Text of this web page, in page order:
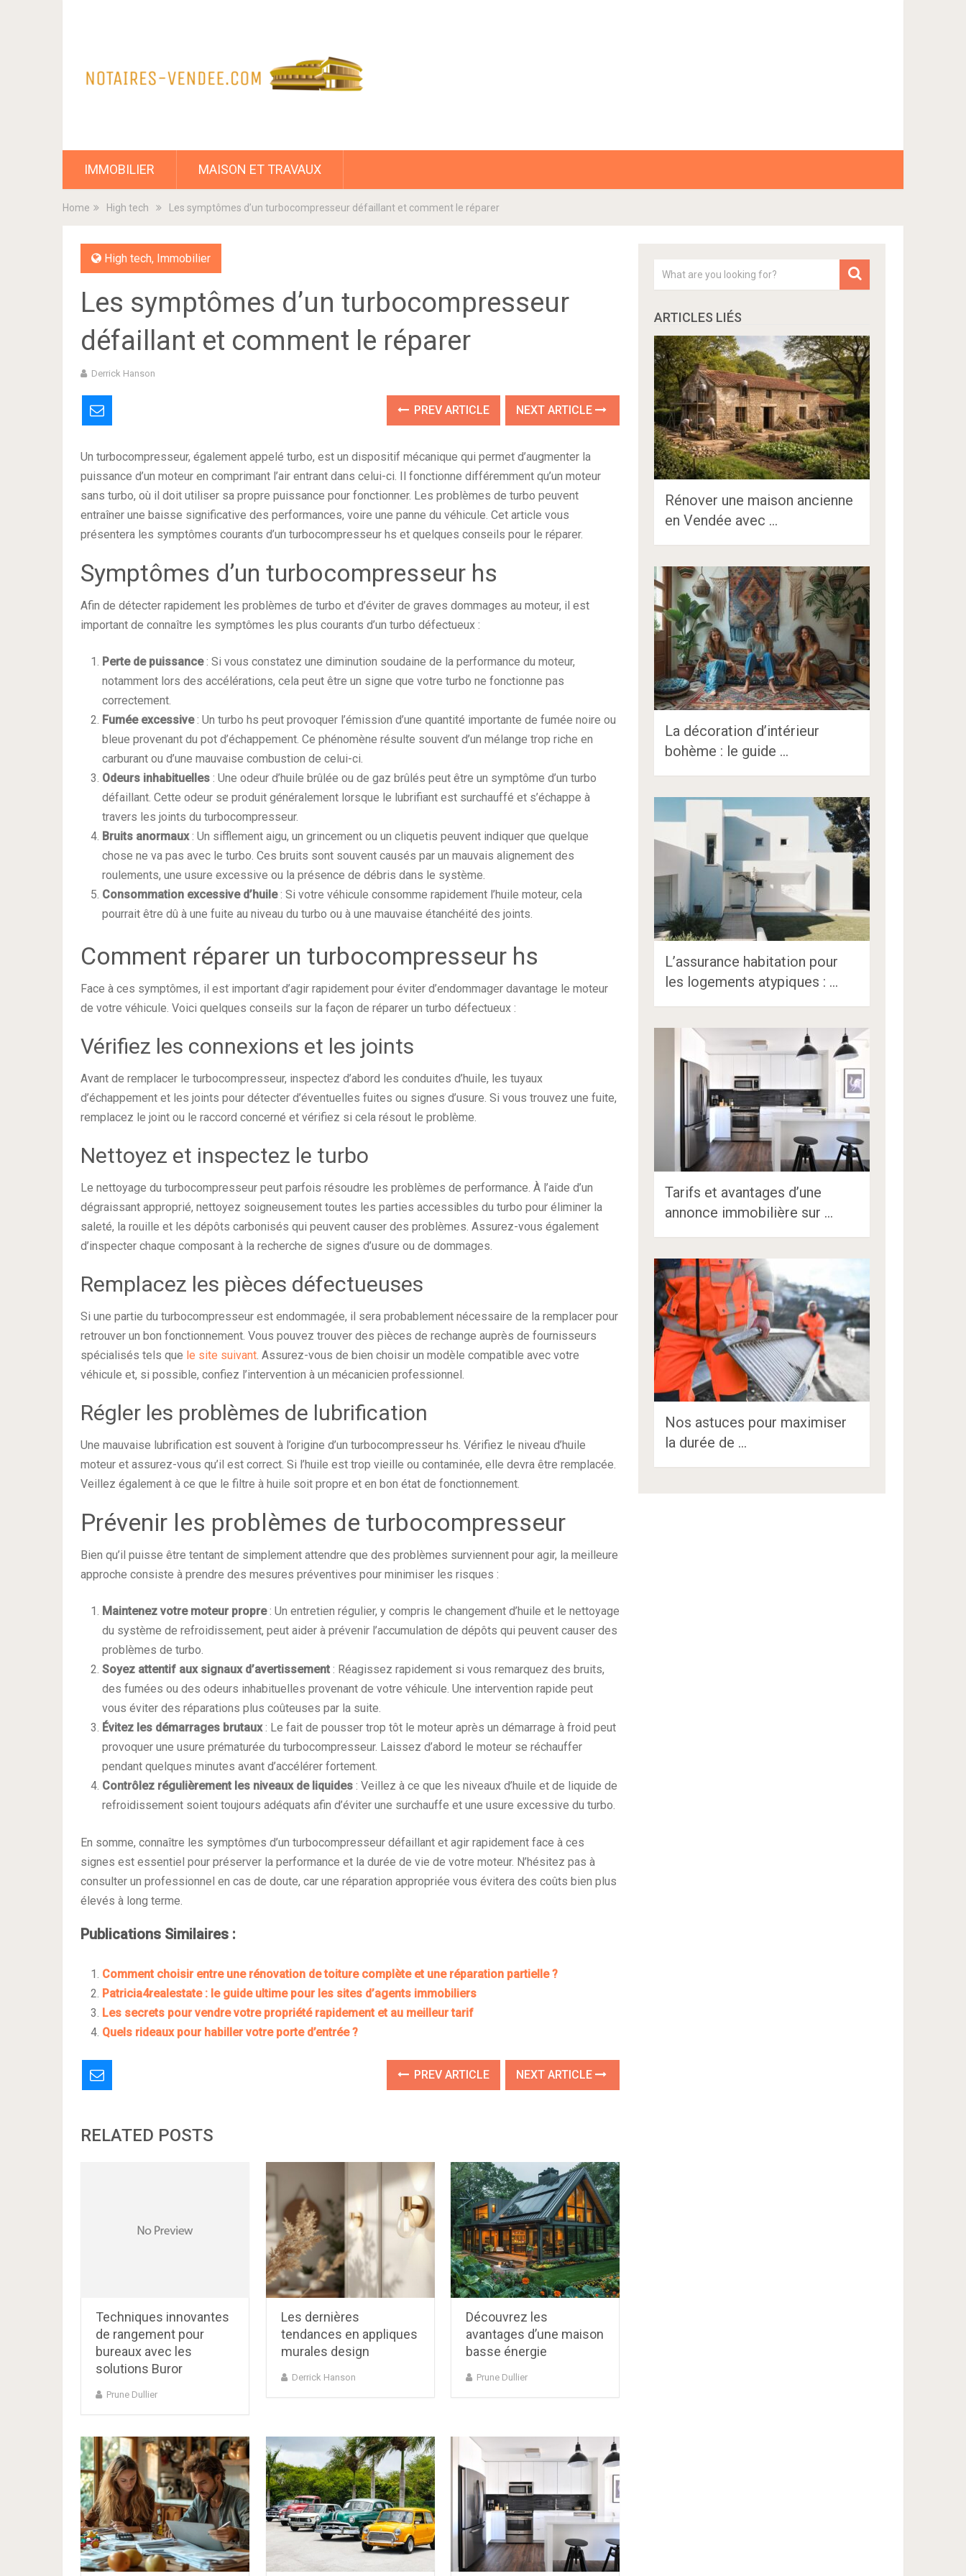
IMMOBILIER MAISON ET TRAVAUX
Home High tech Les symptômes d’un turbocompresseur défaillant et comment le réparer
High tech, Immobilier
Les symptômes d’un turbocompresseur
défaillant et comment le réparer
Derrick Hanson
PREV ARTICLE NEXT ARTICLE
Un turbocompresseur, également appelé turbo, est un dispositif mécanique qui permet d’augmenter la
puissance d’un moteur en comprimant l’air entrant dans celui-ci. Il fonctionne différemment qu’un moteur
sans turbo, où il doit utiliser sa propre puissance pour fonctionner. Les problèmes de turbo peuvent
entraîner une baisse significative des performances, voire une panne du véhicule. Cet article vous
présentera les symptômes courants d’un turbocompresseur hs et quelques conseils pour le réparer.
Symptômes d’un turbocompresseur hs
Afin de détecter rapidement les problèmes de turbo et d’éviter de graves dommages au moteur, il est
important de connaître les symptômes les plus courants d’un turbo défectueux :
Perte de puissance: Si vous constatez une diminution soudaine de la performance du moteur,
notamment lors des accélérations, cela peut être un signe que votre turbo ne fonctionne pas
correctement.
Fumée excessive: Un turbo hs peut provoquer l’émission d’une quantité importante de fumée noire ou
bleue provenant du pot d’échappement. Ce phénomène résulte souvent d’un mélange trop riche en
carburant ou d’une mauvaise combustion de celui-ci.
Odeurs inhabituelles : Une odeur d’huile brûlée ou de gaz brûlés peut être un symptôme d’un turbo
défaillant. Cette odeur se produit généralement lorsque le lubrifiant est surchauffé et s’échappe à
travers les joints du turbocompresseur.
Bruits anormaux: Un sifflement aigu, un grincement ou un cliquetis peuvent indiquer que quelque
chose ne va pas avec le turbo. Ces bruits sont souvent causés par un mauvais alignement des
roulements, une usure excessive ou la présence de débris dans le système.
Consommation excessive d’huile: Si votre véhicule consomme rapidement l’huile moteur, cela
pourrait être dû à une fuite au niveau du turbo ou à une mauvaise étanchéité des joints.
Comment réparer un turbocompresseur hs
Face à ces symptômes, il est important d’agir rapidement pour éviter d’endommager davantage le moteur
de votre véhicule. Voici quelques conseils sur la façon de réparer un turbo défectueux :
Vérifiez les connexions et les joints
Avant de remplacer le turbocompresseur, inspectez d’abord les conduites d’huile, les tuyaux
d’échappement et les joints pour détecter d’éventuelles fuites ou signes d’usure. Si vous trouvez une fuite,
remplacez le joint ou le raccord concerné et vérifiez si cela résout le problème.
Nettoyez et inspectez le turbo
Le nettoyage du turbocompresseur peut parfois résoudre les problèmes de performance. À l’aide d’un
dégraissant approprié, nettoyez soigneusement toutes les parties accessibles du turbo pour éliminer la
saleté, la rouille et les dépôts carbonisés qui peuvent causer des problèmes. Assurez-vous également
d’inspecter chaque composant à la recherche de signes d’usure ou de dommages.
Remplacez les pièces défectueuses
Si une partie du turbocompresseur est endommagée, il sera probablement nécessaire de la remplacer pour
retrouver un bon fonctionnement. Vous pouvez trouver des pièces de rechange auprès de fournisseurs
spécialisés tels que le site suivant. Assurez-vous de bien choisir un modèle compatible avec votre
véhicule et, si possible, confiez l’intervention à un mécanicien professionnel.
Régler les problèmes de lubrification
Une mauvaise lubrification est souvent à l’origine d’un turbocompresseur hs. Vérifiez le niveau d’huile
moteur et assurez-vous qu’il est correct. Si l’huile est trop vieille ou contaminée, elle devra être remplacée.
Veillez également à ce que le filtre à huile soit propre et en bon état de fonctionnement.
Prévenir les problèmes de turbocompresseur
Bien qu’il puisse être tentant de simplement attendre que des problèmes surviennent pour agir, la meilleure
approche consiste à prendre des mesures préventives pour minimiser les risques :
Maintenez votre moteur propre: Un entretien régulier, y compris le changement d’huile et le nettoyage
du système de refroidissement, peut aider à prévenir l’accumulation de dépôts qui peuvent causer des
problèmes de turbo.
Soyez attentif aux signaux d’avertissement : Réagissez rapidement si vous remarquez des bruits,
des fumées ou des odeurs inhabituelles provenant de votre véhicule. Une intervention rapide peut
vous éviter des réparations plus coûteuses par la suite.
Évitez les démarrages brutaux: Le fait de pousser trop tôt le moteur après un démarrage à froid peut
provoquer une usure prématurée du turbocompresseur. Laissez d’abord le moteur se réchauffer
pendant quelques minutes avant d’accélérer fortement.
Contrôlez régulièrement les niveaux de liquides : Veillez à ce que les niveaux d’huile et de liquide de
refroidissement soient toujours adéquats afin d’éviter une surchauffe et une usure excessive du turbo.
En somme, connaître les symptômes d’un turbocompresseur défaillant et agir rapidement face à ces
signes est essentiel pour préserver la performance et la durée de vie de votre moteur. N’hésitez pas à
consulter un professionnel en cas de doute, car une réparation appropriée vous évitera des coûts bien plus
élevés à long terme.
Publications Similaires :
Comment choisir entre une rénovation de toiture complète et une réparation partielle ?
Patricia4realestate : le guide ultime pour les sites d’agents immobiliers
Les secrets pour vendre votre propriété rapidement et au meilleur tarif
Quels rideaux pour habiller votre porte d’entrée ?
PREV ARTICLE NEXT ARTICLE
RELATED POSTS
Techniques innovantes
de rangement pour
bureaux avec les
solutions Buror
Prune Dullier
Les dernières
tendances en appliques
murales design
Derrick Hanson
Découvrez les
avantages d’une maison
basse énergie
Prune Dullier
ARTICLES LIÉS
Rénover une maison ancienne
en Vendée avec …
La décoration d’intérieur
bohème : le guide …
L’assurance habitation pour
les logements atypiques : …
Tarifs et avantages d’une
annonce immobilière sur …
Nos astuces pour maximiser
la durée de …